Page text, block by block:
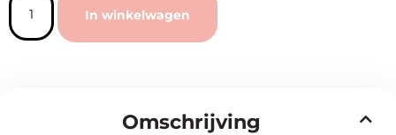
In winkelwagen
Omschrijving